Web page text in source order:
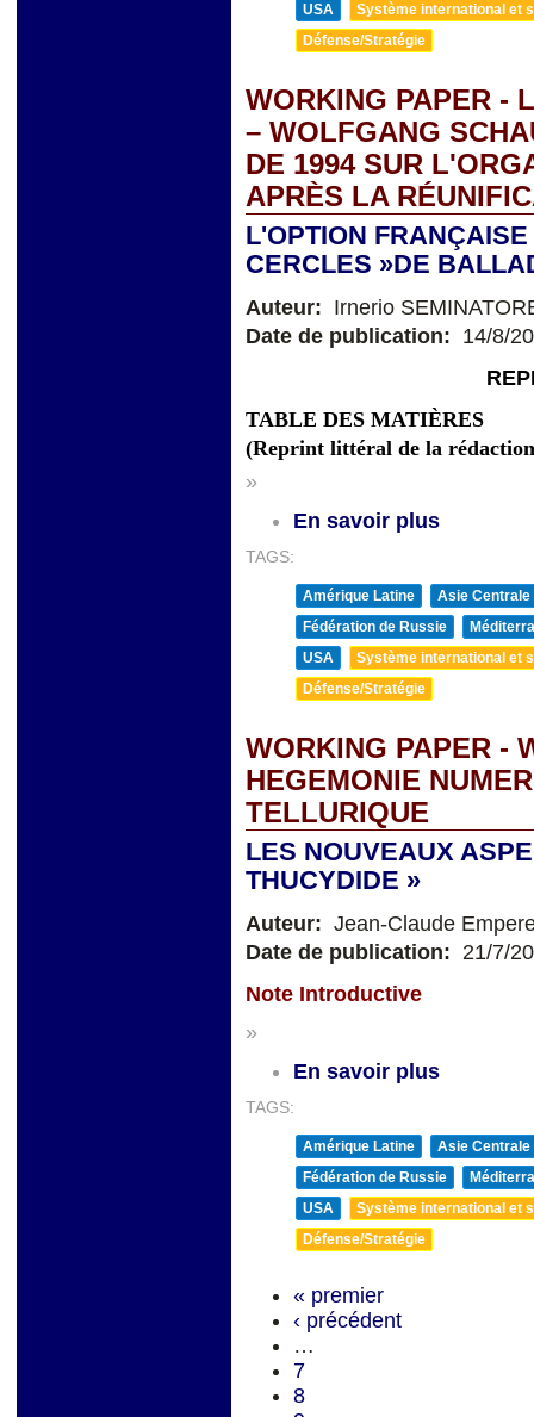
USA
Système international et
Défense/Stratégie
WORKING PAPER -
– WOLFGANG
DE 1994 SUR
APRÈS LA
L'OPTION
CERCLES »DE
Auteur: Irnerio
Date de publication: 14/8/
TABLE DES MATIÈRES
(Reprint littéral de la
»
En savoir plus
TAGS:
Amérique Latine
Asie Centrale
Fédération de Russie
USA
Système international et
Défense/Stratégie
WORKING PAPER -
HEGEMONIE
TELLURIQUE
LES NOUVEAUX
THUCYDIDE »
Auteur: Jean-Claude
Date de publication: 21/7/
Note Introductive
»
En savoir plus
TAGS:
Amérique Latine
Asie Centrale
Fédération de Russie
USA
Système international et
Défense/Stratégie
« premier
‹ précédent
…
7
8